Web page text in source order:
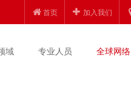
首页 加入我们
域 专业人员 全球网络